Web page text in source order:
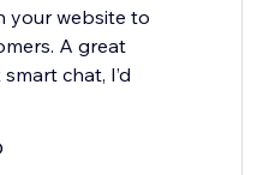
your website to
A great
chat, I’d